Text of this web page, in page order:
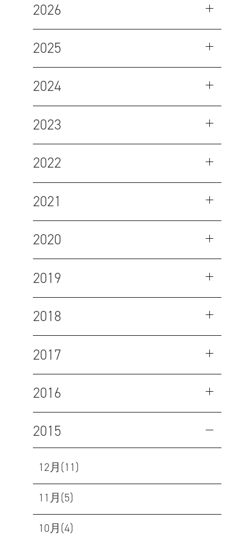
2026
2025
2024
2023
2022
2021
2020
2019
2018
2017
2016
2015
12月(11)
11月(5)
10月(4)